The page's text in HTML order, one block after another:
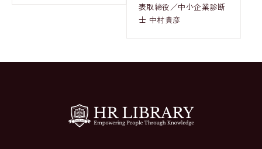
表取締役／中小企業診断
士 中村貴彦